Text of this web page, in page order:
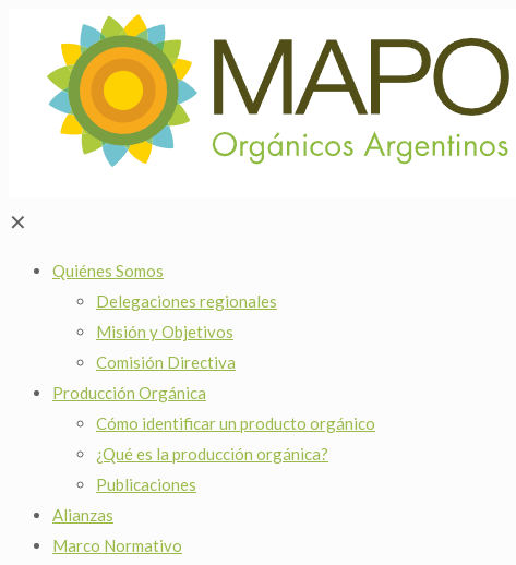
✕
Quiénes Somos
Delegaciones regionales
Misión y Objetivos
Comisión Directiva
Producción Orgánica
Cómo identificar un producto orgánico
¿Qué es la producción orgánica?
Publicaciones
Alianzas
Marco Normativo